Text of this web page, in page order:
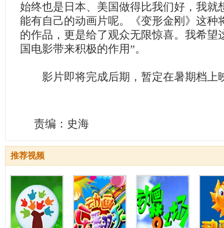
始终也是日本、美国做得比我们好，我就
能有自己的动画片呢。《变形金刚》这种
的作品，更是给了观众无限惊喜。我希望
国电影带来积极的作用”。
影片即将完成后期，暂定在暑期档上
责编：史海
推荐视频